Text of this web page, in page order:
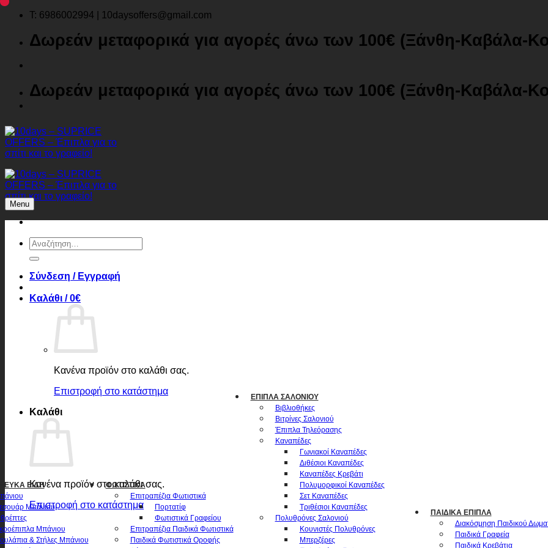
Μετάβαση
περιεχόμενο
T: 6986002994 | 10daysoffers@gmail.com
Δωρεάν μεταφορικά για αγορές άνω των 100€ (Ξάνθη-Καβάλα-
Δωρεάν μεταφορικά για αγορές άνω των 100€ (Ξάνθη-Καβάλα-
Αναζήτηση
για:
Σύνδεση / Εγγραφή
Καλάθι /0€
Κανένα προϊόν στο καλάθι σας.
Επιστροφή στο κατάστημα
Καλάθι
Κανένα προϊόν στο καλάθι σας.
Επιστροφή στο κατάστημα
Menu
ΛΕΥΚΆ ΕΊΔΗ
Μπάνιου
Μπάνιου
& Στήλες Μπάνιου
ΦΩΤΙΣΤΙΚΆ
Επιτραπέζια Φωτιστικά
Πορτατίφ
Φωτιστικά Γραφείου
Επιτραπέζια Παιδικά Φωτιστικά
Παιδικά Φωτιστικά Οροφής
ΈΠΙΠΛΑ ΣΑΛΟΝΙΟΎ
Βιβλιοθήκες
Βιτρίνες Σαλονιού
Έπιπλα Τηλεόρασης
Καναπέδες
Γωνιακοί Καναπέδες
Διθέσιοι Καναπέδες
Καναπέδες Κρεβάτι
Πολυμορφικοί Καναπέδες
Σετ Καναπέδες
Τριθέσιοι Καναπέδες
Πολυθρόνες Σαλονιού
Κουνιστές Πολυθρόνες
Μπερζέρες
ΠΑΙΔΙΚΆ ΈΠΙΠΛΑ
Διακόσμηση Παιδικού
Παιδικά Γραφεία
Παιδικά Κρεβάτια